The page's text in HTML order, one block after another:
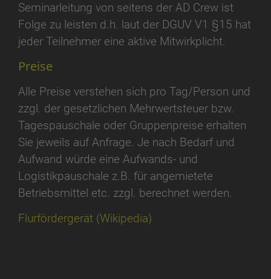
Seminarleitung von seitens der AD Crew ist
Folge zu leisten d.h. laut der DGUV V1 §15 hat
jeder Teilnehmer eine aktive Mitwirkplicht.
Preise
Alle Preise verstehen sich pro Tag/Person und
zzgl. der gesetzlichen Mehrwertsteuer bzw.
Tagespauschale oder Gruppenpreise erhalten
Sie jeweils auf Anfrage. Je nach Bedarf und
Aufwand würde eine Aufwands- und
Logistikpauschale z.B. für angemietete
Betriebsmittel etc. zzgl. berechnet werden.
Flurfördergerät (Wikipedia)